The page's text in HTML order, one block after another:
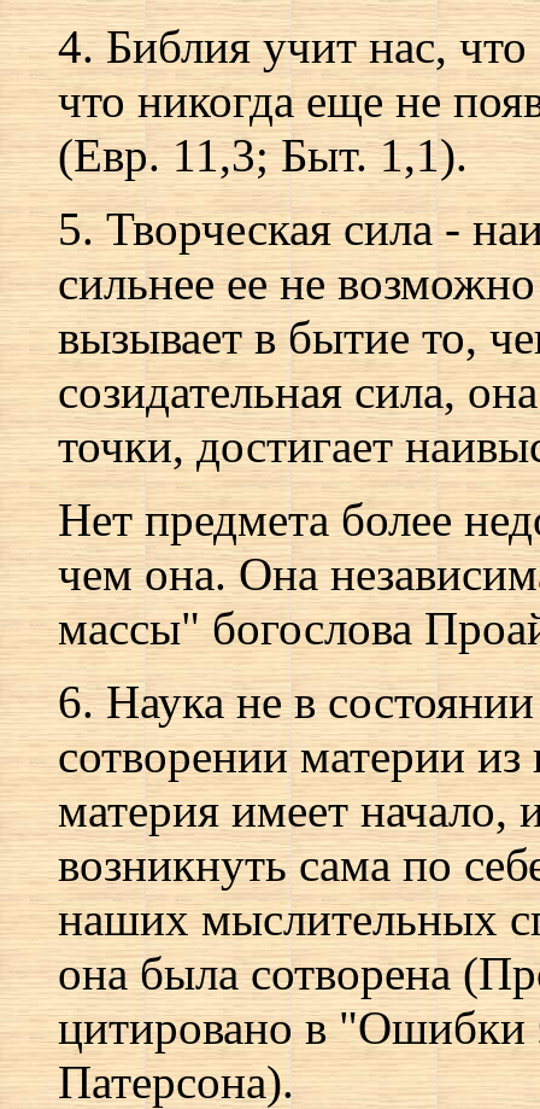
4. Библия учит нас,
что никогда еще не
(Евр. 11,3; Быт. 1,1).
5. Творческая сила -
сильнее ее не
вызывает в бытие то,
созидательная сила,
точки, достигает
Нет предмета более
чем она. Она
массы" богослова
6. Наука не в
сотворении материи
материя имеет начало,
возникнуть сама по
наших мыслительных
она была сотворена
цитировано в "Ошибки
Патерсона).